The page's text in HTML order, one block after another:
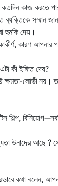
কাজ করতে
ব্যক্তিকে সম্মান
হুমকি দেয়।
কারণ আপনার
কী ইঙ্গিত দেয়?
লোভী নয়।
শিল্প,
উনাদের আছে ?
কথা বলেন,